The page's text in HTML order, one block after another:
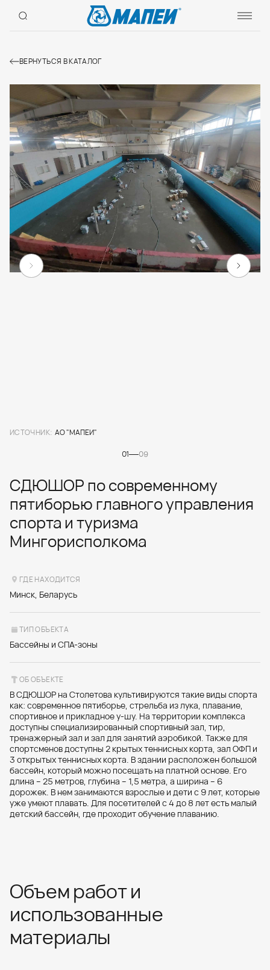
ВЕРНУТЬСЯ В КАТАЛОГ
01 09
ИСТОЧНИК: АО "МАПЕИ"
СДЮШОР по современному
пятиборью главного управления
спорта и туризма
Мингорисполкома
ГДЕ НАХОДИТСЯ
Минск, Беларусь
ТИП ОБЪЕКТА
Бассейны и СПА-зоны
ОБ ОБЪЕКТЕ
В СДЮШОР на Столетова культивируются такие виды спорта
как: современное пятиборье, стрельба из лука, плавание,
спортивное и прикладное у-шу. На территории комплекса
доступны специализированный спортивный зал, тир,
тренажерный зал и зал для занятий аэробикой. Также для
спортсменов доступны 2 крытых теннисных корта, зал ОФП и
3 открытых теннисных корта. В здании расположен большой
бассейн, который можно посещать на платной основе. Его
длина – 25 метров, глубина – 1,5 метра, а ширина – 6
дорожек. В нем занимаются взрослые и дети с 9 лет, которые
уже умеют плавать. Для посетителей с 4 до 8 лет есть малый
детский бассейн, где проходит обучение плаванию.
Объем работ и
использованные
материалы